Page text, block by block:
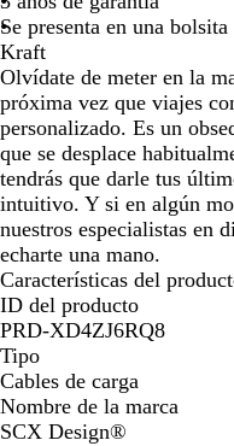
Se presenta en una
Kraft
Olvídate de meter en la
próxima vez que viajes
personalizado. Es un
que se desplace
tendrás que darle tus
intuitivo. Y si en algún
nuestros especialistas en
echarte una mano.
Características del
ID del producto
PRD-XD4ZJ6RQ8
Tipo
Cables de carga
Nombre de la marca
SCX Design®